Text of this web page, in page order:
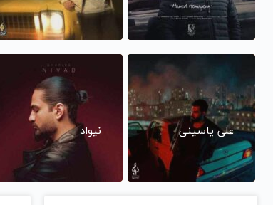
علی یاسینی نیواد